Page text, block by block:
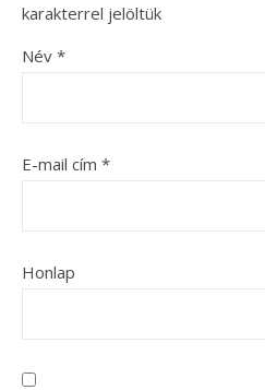
karakterrel jelöltük
Név *
E-mail cím *
Honlap